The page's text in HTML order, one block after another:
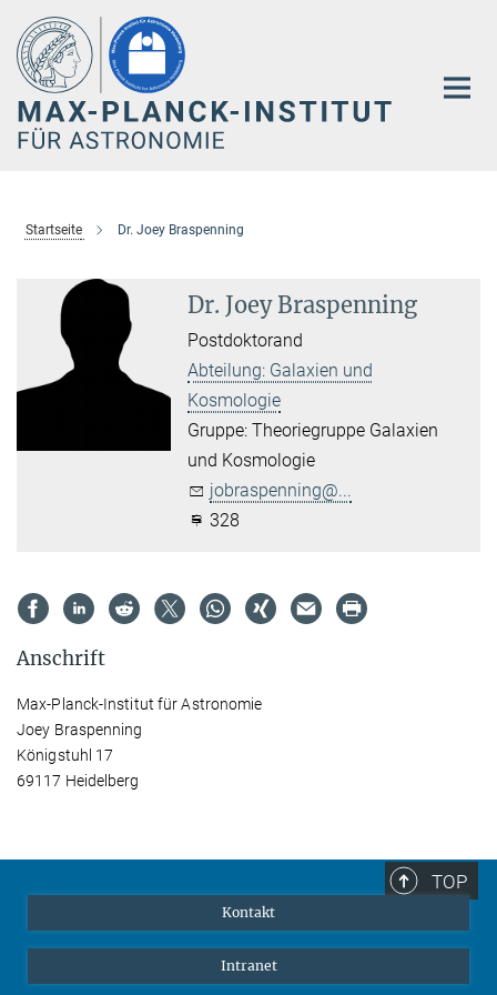
Hauptinhalt
Startseite Dr. Joey Braspenning
Dr. Joey Braspenning
Postdoktorand
Abteilung: Galaxien und
Kosmologie
Gruppe: Theoriegruppe Galaxien
und Kosmologie
jobraspenning@...
328
Anschrift
Max-Planck-Institut für Astronomie
Joey Braspenning
Königstuhl 17
69117 Heidelberg
TOP
Kontakt
Intranet